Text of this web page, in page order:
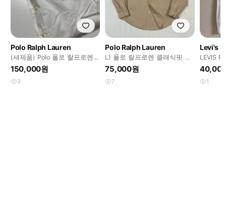
Polo Ralph Lauren
(새제품) Polo 폴로 랄프로렌
화이트 신형 정장 셔츠 M
150,000원
3
Polo Ralph Lauren
L) 폴로 랄프로렌 클래식핏 가
먼트다이 셔츠 큐알탭 신형
F17
75,000원
7
Levi's
LEVIS
츠
1